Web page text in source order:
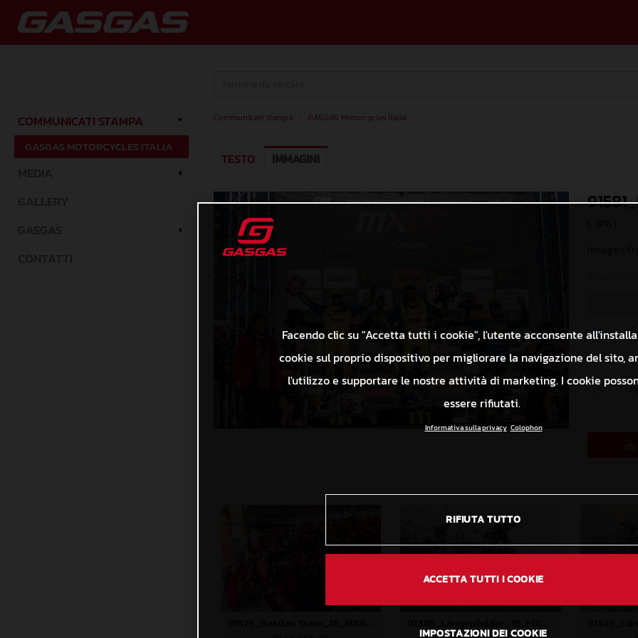
COMMUNICATI STAMPA
GASGAS MOTORCYCLES ITALIA
Communicati stampa GASGAS Motorcycles Italia
TESTO IMMAGINI
Images
Facendo clic su "Accetta tutti i cookie", l'utente acconsente
cookie sul proprio dispositivo per migliorare la navigazione del sito,
l'utilizzo e supportare le nostre attività di marketing. I cookie
essere rifiutati.
Informativa sulla privacy Colophon
RIFIUTA TUTTO
ACCETTA TUTTI I COOKIE
IMPOSTAZIONI DEI COOKIE